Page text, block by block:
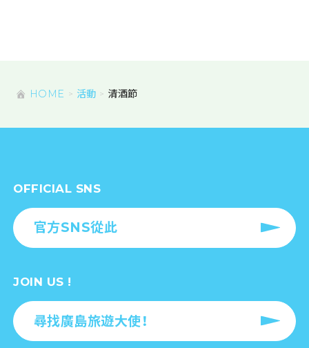
HOME 活動 清酒節
OFFICIAL SNS
官方SNS從此
JOIN US !
尋找廣島旅遊大使！